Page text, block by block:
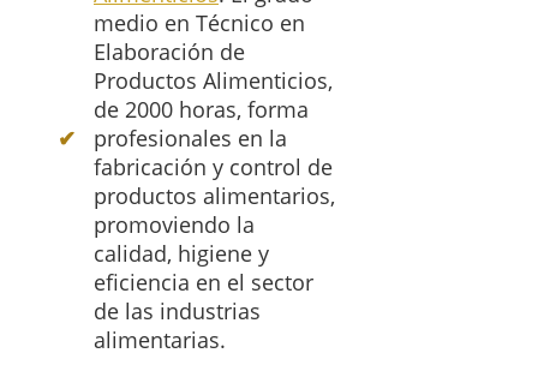
medio en Técnico en
Elaboración de
Productos Alimenticios,
de 2000 horas, forma
profesionales en la
fabricación y control de
productos alimentarios,
promoviendo la
calidad, higiene y
eficiencia en el sector
de las industrias
alimentarias.